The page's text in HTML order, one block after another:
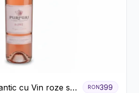
cu Vin roze si
RON399